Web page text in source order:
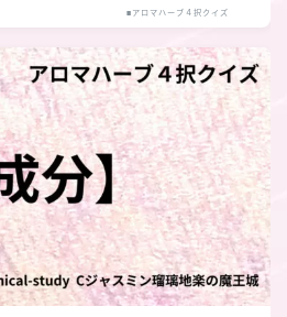
■アロマハーブ４択クイズ